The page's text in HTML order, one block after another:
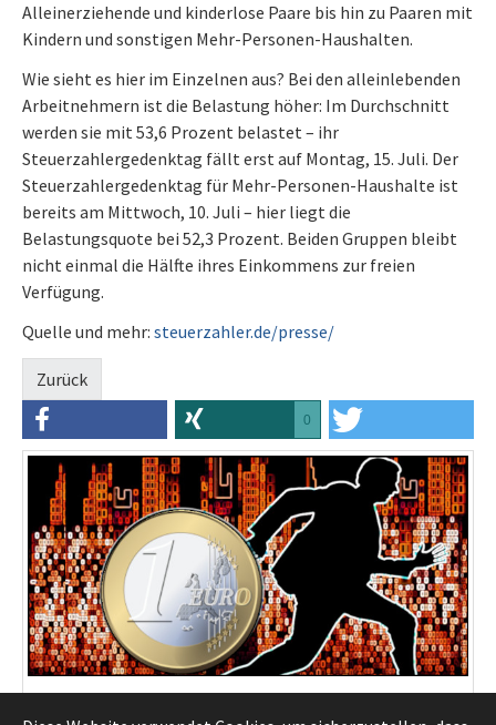
Alleinerziehende und kinderlose Paare bis hin zu Paaren mit
Kindern und sonstigen Mehr-Personen-Haushalten.
Wie sieht es hier im Einzelnen aus? Bei den alleinlebenden
Arbeitnehmern ist die Belastung höher: Im Durchschnitt
werden sie mit 53,6 Prozent belastet – ihr
Steuerzahlergedenktag fällt erst auf Montag, 15. Juli. Der
Steuerzahlergedenktag für Mehr-Personen-Haushalte ist
bereits am Mittwoch, 10. Juli – hier liegt die
Belastungsquote bei 52,3 Prozent. Beiden Gruppen bleibt
nicht einmal die Hälfte ihres Einkommens zur freien
Verfügung.
Quelle und mehr: steuerzahler.de/presse/
Zurück
0
Ein Online-Rechner mache die individuelle Belastung